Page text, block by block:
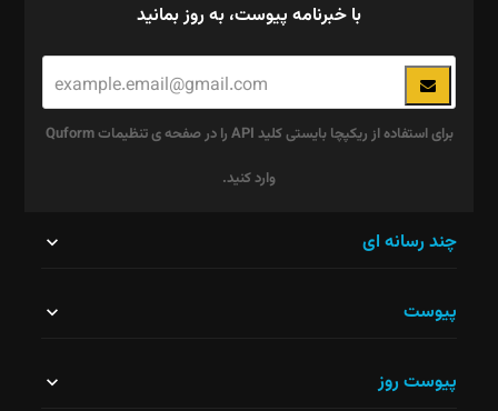
با خبرنامه پیوست، به روز بمانید
برای استفاده از ریکپچا بایستی کلید API را در صفحه ی تنظیمات Quform
وارد کنید.
نباید
چند رسانه ای
پیوست
پیوست روز